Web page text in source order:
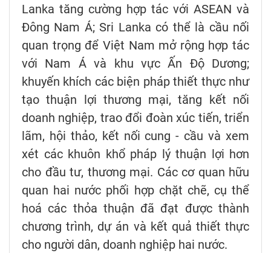
Lanka tăng cường hợp tác với ASEAN và
Đông Nam Á; Sri Lanka có thể là cầu nối
quan trọng để Việt Nam mở rộng hợp tác
với Nam Á và khu vực Ấn Độ Dương;
khuyến khích các biện pháp thiết thực như
tạo thuận lợi thương mại, tăng kết nối
doanh nghiệp, trao đổi đoàn xúc tiến, triển
lãm, hội thảo, kết nối cung - cầu và xem
xét các khuôn khổ pháp lý thuận lợi hơn
cho đầu tư, thương mại. Các cơ quan hữu
quan hai nước phối hợp chặt chẽ, cụ thể
hoá các thỏa thuận đã đạt được thành
chương trình, dự án và kết quả thiết thực
cho người dân, doanh nghiệp hai nước.